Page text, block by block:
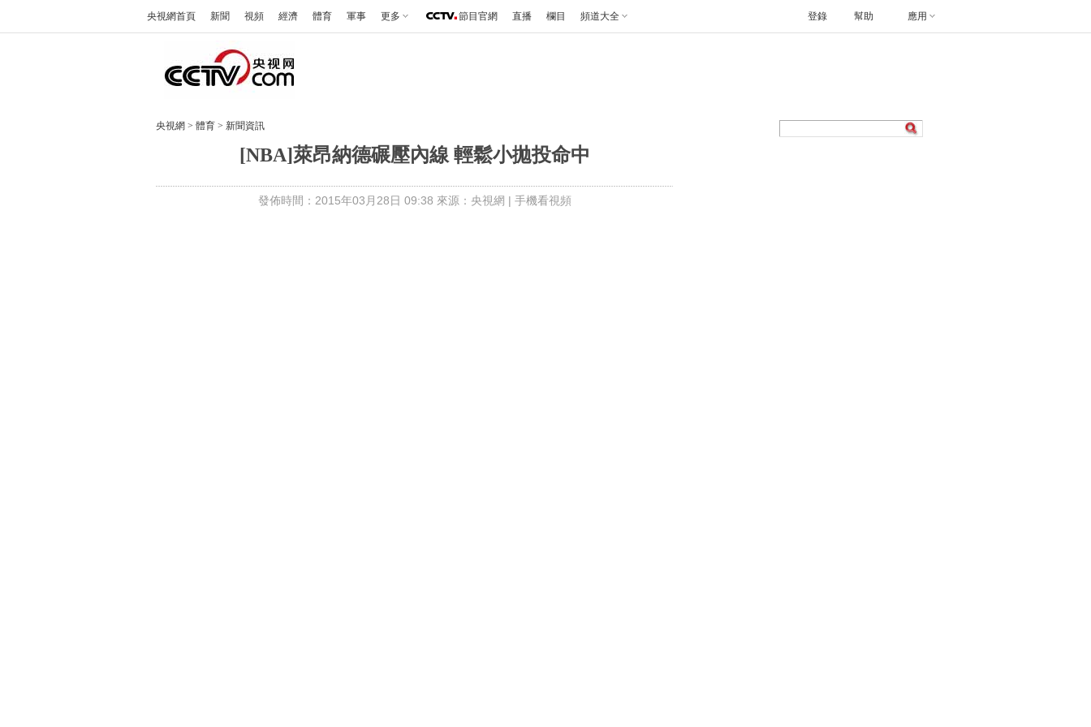
央視網首頁 新聞 視頻 經濟 體育 軍事 更多 節目官網 直播 欄目 頻道大全 幫助 應用
登錄
央視網 > 體育 > 新聞資訊
[NBA]萊昂納德碾壓內線 輕鬆小拋投命中
發佈時間：2015年03月28日 09:38 來源：央視網 | 手機看視頻